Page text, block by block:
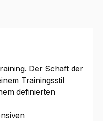
Der Schaft der
Trainingsstil
definierten